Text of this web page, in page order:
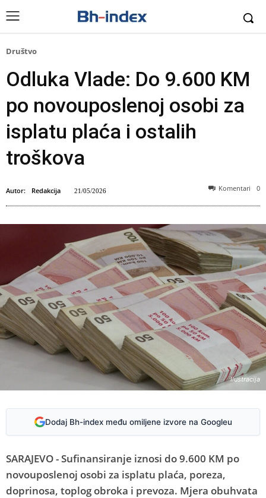
Društvo
Odluka Vlade: Do 9.600 KM
po novouposlenoj osobi za
isplatu plaća i ostalih
troškova
Autor: Redakcija 21/05/2026 Komentari 0
Ilustracija
Dodaj Bh-index među omiljene izvore na Googleu
SARAJEVO - Sufinansiranje iznosi do 9.600 KM po
novouposlenoj osobi za isplatu plaća, poreza,
doprinosa, toplog obroka i prevoza. Mjera obuhvata